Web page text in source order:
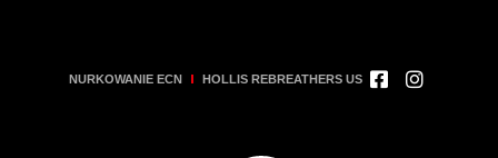
NURKOWANIE ECN HOLLIS REBREATHERS US